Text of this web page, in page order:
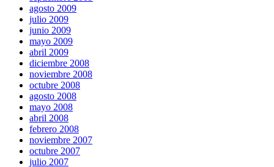
agosto 2009
julio 2009
junio 2009
mayo 2009
abril 2009
diciembre 2008
noviembre 2008
octubre 2008
agosto 2008
mayo 2008
abril 2008
febrero 2008
noviembre 2007
octubre 2007
julio 2007